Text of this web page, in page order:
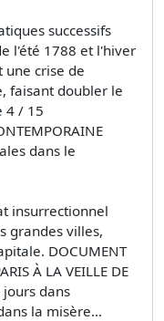
successifs
l'été 1788 et l'hiver
une crise de
faisant doubler le
4 / 15
dans le
insurrectionnel
grandes villes,
DOCUMENT
À LA VEILLE DE
jours dans
la misère...